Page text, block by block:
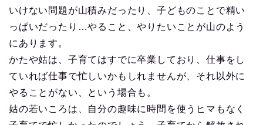
いけない問題が山積みだったり、子どものことで精い
っぱいだったり…やること、やりたいことが山のよう
にあります。
かたや姑は、子育てはすでに卒業しており、仕事をし
ていれば仕事で忙しいかもしれませんが、それ以外に
やることがない、という場合も。
姑の若いころは、自分の趣味に時間を使うヒマもなく